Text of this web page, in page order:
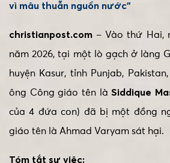
vì mâu thuẫn nguồn nước”
christianpost.com – Vào thứ Hai,
năm 2026, tại một lò gạch ở làng
huyện Kasur, tỉnh Punjab,
ông Công giáo tên làSiddique
của 4 đứa con) đã bị một đồng
giáo tên là Ahmad Varyam sát hại.
Tóm tắt sự việc: